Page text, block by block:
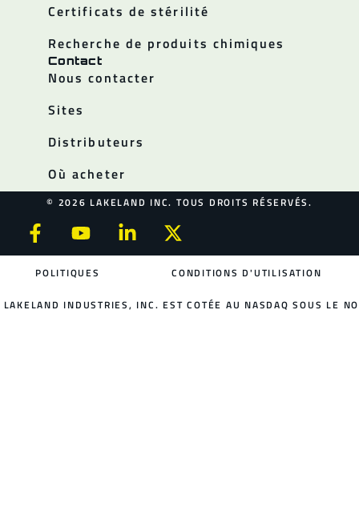
Certificats de stérilité
Recherche de produits chimiques
Contact
Nous contacter
Sites
Distributeurs
Où acheter
© 2026 LAKELAND INC. TOUS DROITS RÉSERVÉS.
POLITIQUES CONDITIONS D'UTILISATION
LAKELAND INDUSTRIES, INC. EST COTÉE AU NASDAQ SOUS LE